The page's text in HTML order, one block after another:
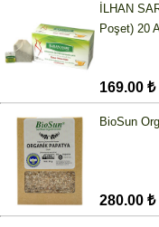
İLHAN
Poşet) 20
169.00 ₺
BioSun
280.00 ₺